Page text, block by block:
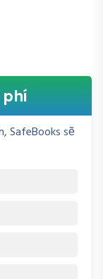
SafeBooks sẽ